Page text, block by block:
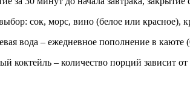
сок, морс, вино (белое или красное),
вода – ежедневное пополнение в каюте
коктейль – количество порций зависит